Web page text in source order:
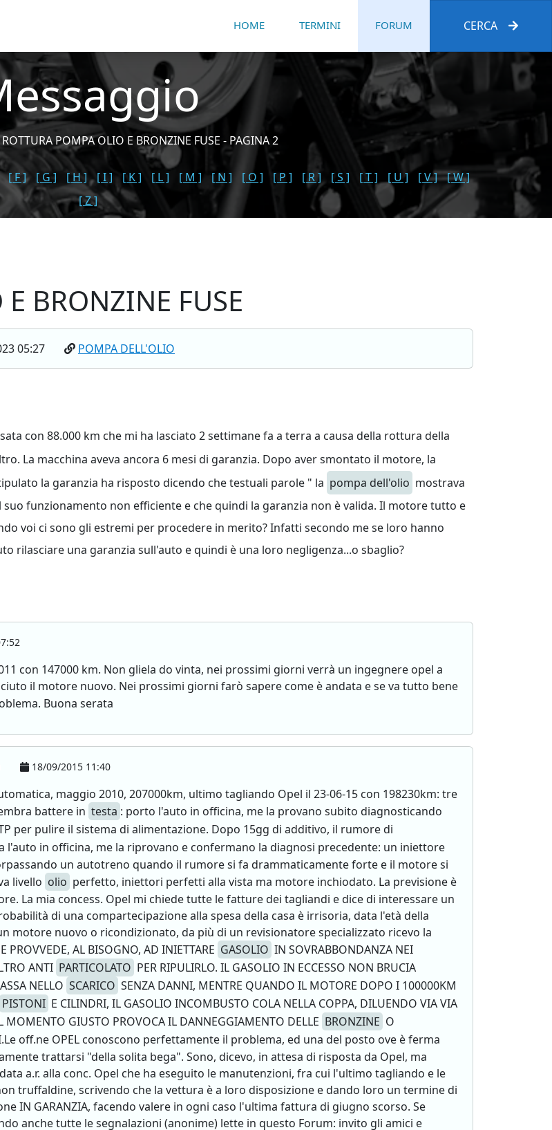
HOME TERMINI FORUM CERCA
ROTTURA POMPA OLIO E BRONZINE FUSE - PAGINA 2
[ F ] [ G ] [ H ] [ I ] [ K ] [ L ] [ M ] [ N ] [ O ] [ P ] [ R ] [ S ] [ T ] [ U ] [ V ]
[ W ]
[ Z ]
BRONZINE FUSE
05:27 POMPA DELL'OLIO
con 88.000 km che mi ha lasciato 2 settimane fa a terra a causa della rottura della
La macchina aveva ancora 6 mesi di garanzia. Dopo aver smontato il motore, la
la garanzia ha risposto dicendo che testuali parole " la pompa dell'olio mostrava
funzionamento non efficiente e che quindi la garanzia non è valida. Il motore tutto e
voi ci sono gli estremi per procedere in merito? Infatti secondo me se loro hanno
rilasciare una garanzia sull'auto e quindi è una loro negligenza...o sbaglio?
con 147000 km. Non gliela do vinta, nei prossimi giorni verrà un ingegnere opel a
il motore nuovo. Nei prossimi giorni farò sapere come è andata e se va tutto bene
Buona serata
18/09/2015 11:40
maggio 2010, 207000km, ultimo tagliando Opel il 23-06-15 con 198230km: tre
battere in testa : porto l'auto in officina, me la provano subito diagnosticando
per pulire il sistema di alimentazione. Dopo 15gg di additivo, il rumore di
l'auto in officina, me la riprovano e confermano la diagnosi precedente: un iniettore
un autotreno quando il rumore si fa drammaticamente forte e il motore si
livello olio perfetto, iniettori perfetti alla vista ma motore inchiodato. La previsione è
La mia concess. Opel mi chiede tutte le fatture dei tagliandi e dice di interessare un
di una compartecipazione alla spesa della casa è irrisoria, data l'età della
motore nuovo o ricondizionato, da più di un revisionatore specializzato ricevo la
AL BISOGNO, AD INIETTARE GASOLIO IN SOVRABBONDANZA NEI
ANTI PARTICOLATO PER RIPULIRLO. IL GASOLIO IN ECCESSO NON BRUCIA
NELLO SCARICO SENZA DANNI, MENTRE QUANDO IL MOTORE DOPO I 100000KM
PISTONI E CILINDRI, IL GASOLIO INCOMBUSTO COLA NELLA COPPA, DILUENDO VIA VIA
MOMENTO GIUSTO PROVOCA IL DANNEGGIAMENTO DELLE BRONZINE O
off.ne OPEL conoscono perfettamente il problema, ed una del posto ove è ferma
trattarsi "della solita bega". Sono, dicevo, in attesa di risposta da Opel, ma
a.r. alla conc. Opel che ha eseguito le manutenzioni, fra cui l'ultimo tagliando e le
truffaldine, scrivendo che la vettura è a loro disposizione e dando loro un termine di
IN GARANZIA, facendo valere in ogni caso l'ultima fattura di giugno scorso. Se
anche tutte le segnalazioni (anonime) lette in questo Forum: invito gli amici e